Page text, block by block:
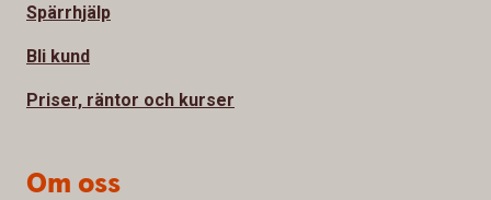
Spärrhjälp
Bli kund
Priser, räntor och kurser
Om oss